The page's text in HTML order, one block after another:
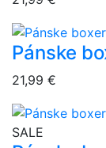
overlay bg
Pánske
21,99 €
overlay bg
SALE